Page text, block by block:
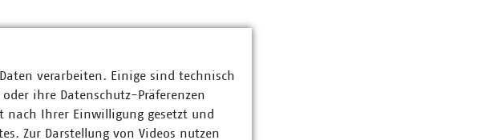
verarbeiten. Einige sind technisch
ihre Datenschutz-Präferenzen
nach Ihrer Einwilligung gesetzt und
Zur Darstellung von Videos nutzen